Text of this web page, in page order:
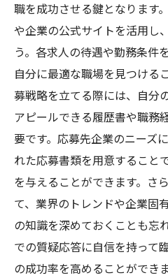
職を成功させる鍵となります
や企業の公式サイトを活用し
う。各求人の待遇や勤務条件
自分に最適な職場を見つける
募戦略を立てる際には、自分
アピールできる履歴書や職務
要です。応募先企業のニーズ
れた応募書類を用意すること
を与えることができます。さ
て、業界のトレンドや企業固
の知識を深めておくことも忘
での質疑応答に自信を持って
の成功率を高めることができま